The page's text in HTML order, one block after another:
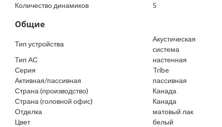
Количество динамиков
5
Общие
Тип устройства
Акустическая
система
Тип АС
настенная
Серия
Tribe
Активная/пассивная
пассивная
Страна (производство)
Канада
Страна (головной офис)
Канада
Отделка
матовый лак
Цвет
белый